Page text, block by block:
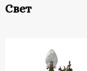
Свет